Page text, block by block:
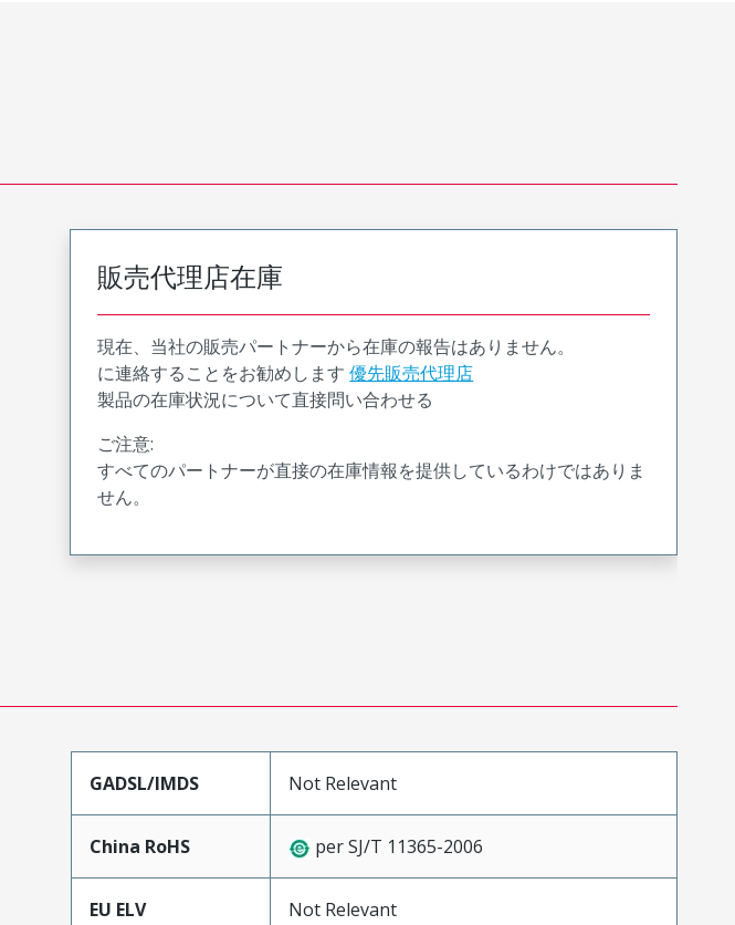
販売代理店在庫
現在、当社の販売パートナーから在庫の報告はありません。
に連絡することをお勧めします 優先販売代理店
製品の在庫状況について直接問い合わせる
ご注意:
すべてのパートナーが直接の在庫情報を提供しているわけではありま
せん。
GADSL/IMDS Not Relevant
China RoHS per SJ/T 11365-2006
EU ELV Not Relevant